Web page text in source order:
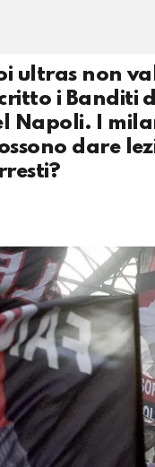
ultras non
i Banditi
Napoli. I
dare